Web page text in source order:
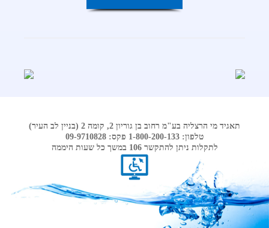
תאגיד מי הרצליה בע"מ רחוב בן גוריון 2, קומה 2 (בניין לב העיר)
טלפון: 1-800-200-133 פקס: 09-9710828
לתקלות ניתן להתקשר 106 במשך כל שעות היממה